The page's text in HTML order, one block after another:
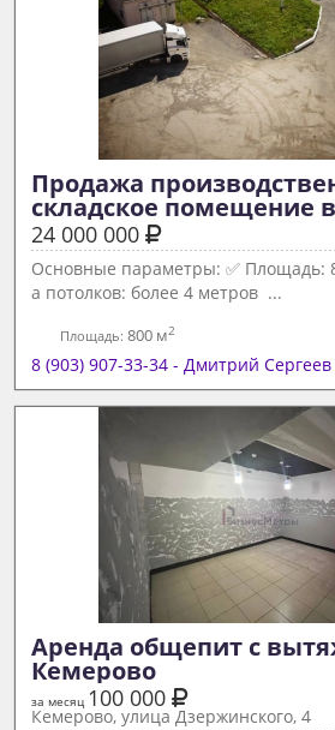
Продажа
складское помещение в
24 000 000
Основные параметры: ✅ Площадь:
а потолков: более 4 метров ...
Площадь:800 м2
8 (903) 907-33-34 - Дмитрий Сергеев
Аренда общепит с
Кемерово
за месяц 100 000
Кемерово, улица Дзержинского, 4